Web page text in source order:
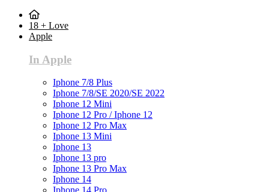
18 + Love
Apple
In Apple
Iphone 7/8 Plus
Iphone 7/8/SE 2020/SE 2022
Iphone 12 Mini
Iphone 12 Pro / Iphone 12
Iphone 12 Pro Max
Iphone 13 Mini
Iphone 13
Iphone 13 pro
Iphone 13 Pro Max
Iphone 14